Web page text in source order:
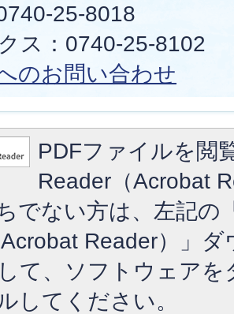
25-8018
ス：0740-25-8102
のお問い合わせ
PDFファイルを閲
Reader（Acrobat
でない方は、左記の
Reader）」
て、ソフトウェア
してください。